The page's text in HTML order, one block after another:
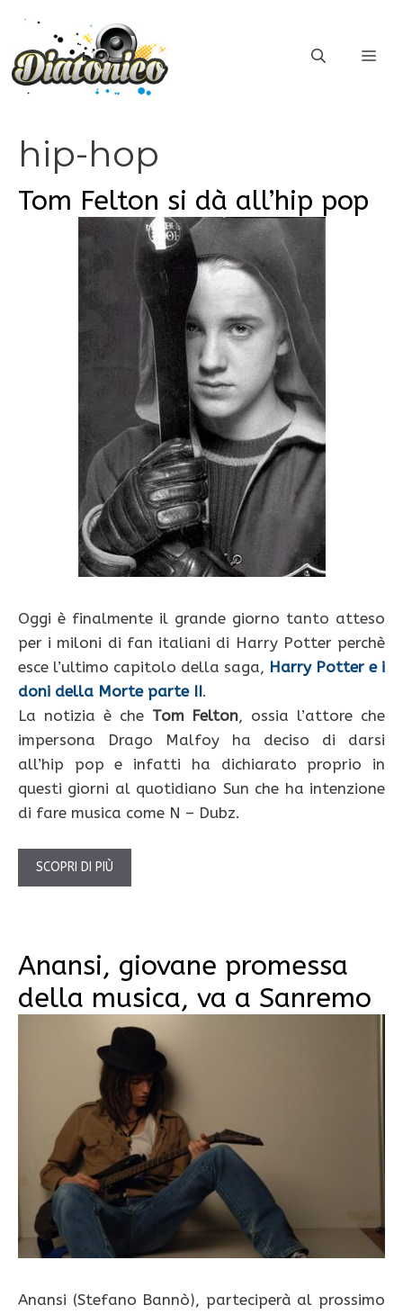
contenuto
hip-hop
Tom Felton si dà all’hip pop
Oggi è finalmente il grande giorno tanto atteso
per i miloni di fan italiani di Harry Potter perchè
esce l’ultimo capitolo della saga, Harry Potter e i
doni della Morte parte II.
La notizia è che Tom Felton, ossia l’attore che
impersona Drago Malfoy ha deciso di darsi
all’hip pop e infatti ha dichiarato proprio in
questi giorni al quotidiano Sun che ha intenzione
di fare musica come N – Dubz.
SCOPRI DI PIÙ
Anansi, giovane promessa
della musica, va a Sanremo
Anansi (Stefano Bannò), parteciperà al prossimo